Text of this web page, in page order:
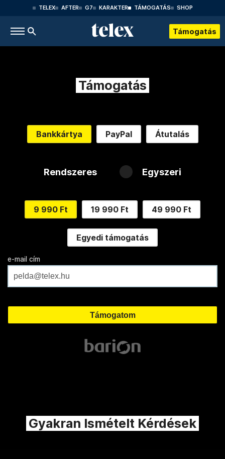
TELEX AFTER G7 KARAKTER TÁMOGATÁS SHOP
Támogatás
Támogatás
Bankkártya PayPal Átutalás
Rendszeres Egyszeri
9 990 Ft 19 990 Ft 49 990 Ft
Egyedi támogatás
e-mail cím
Gyakran Ismételt Kérdések